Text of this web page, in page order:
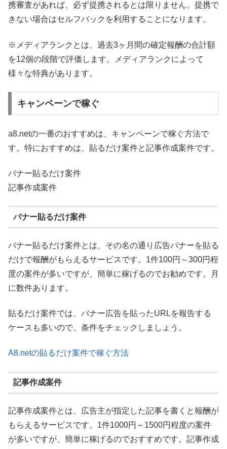
携審査があれば、必ず提携されるとは限りません。提携で
きない場合はセルフバックを利用することになります。
※メディアランクとは、過去3ヶ月間の確定報酬の合計額
を12個の段階で評価します。メディアランクによって
様々な特典があります。
キャンペーンで稼ぐ
a8.netの一番のおすすめは、キャンペーンで稼ぐ方法で
す。特におすすめは、貼るだけ案件と記事作成案件です。
バナー貼るだけ案件
記事作成案件
バナー貼るだけ案件
バナー貼るだけ案件とは、その名の通り広告バナーを貼る
だけで報酬がもらえるサービスです。1件100円～300円程
度の案件が多いですが、簡単に稼げるのでお勧めです。月
に数件あります。
貼るだけ案件では、バナー広告を貼ったURLを報告する
ケースも多いので、条件をチェックしましょう。
A8.netの貼るだけ案件で稼ぐ方法
記事作成案件
記事作成案件とは、広告主が指定した記事を書くと報酬が
もらえるサービスです。1件1000円～1500円程度の案件
が多いですが、簡単に稼げるのでおすすめです。記事作成